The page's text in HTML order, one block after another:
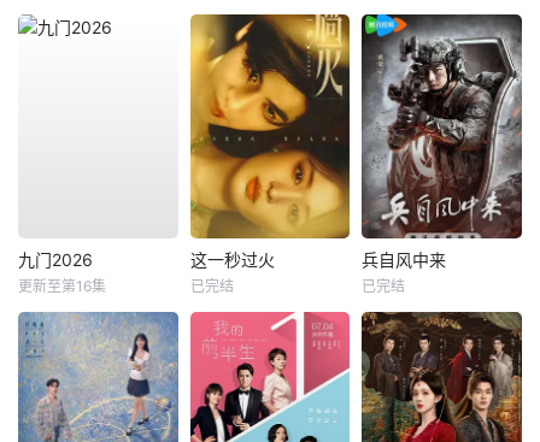
九门2026
更新至第16集
这一秒过火
已完结
兵自风中来
已完结